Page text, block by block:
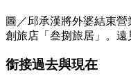
圖／邱承漢將外婆結束
創旅店「叁捌旅居」。遠
銜接過去與現在